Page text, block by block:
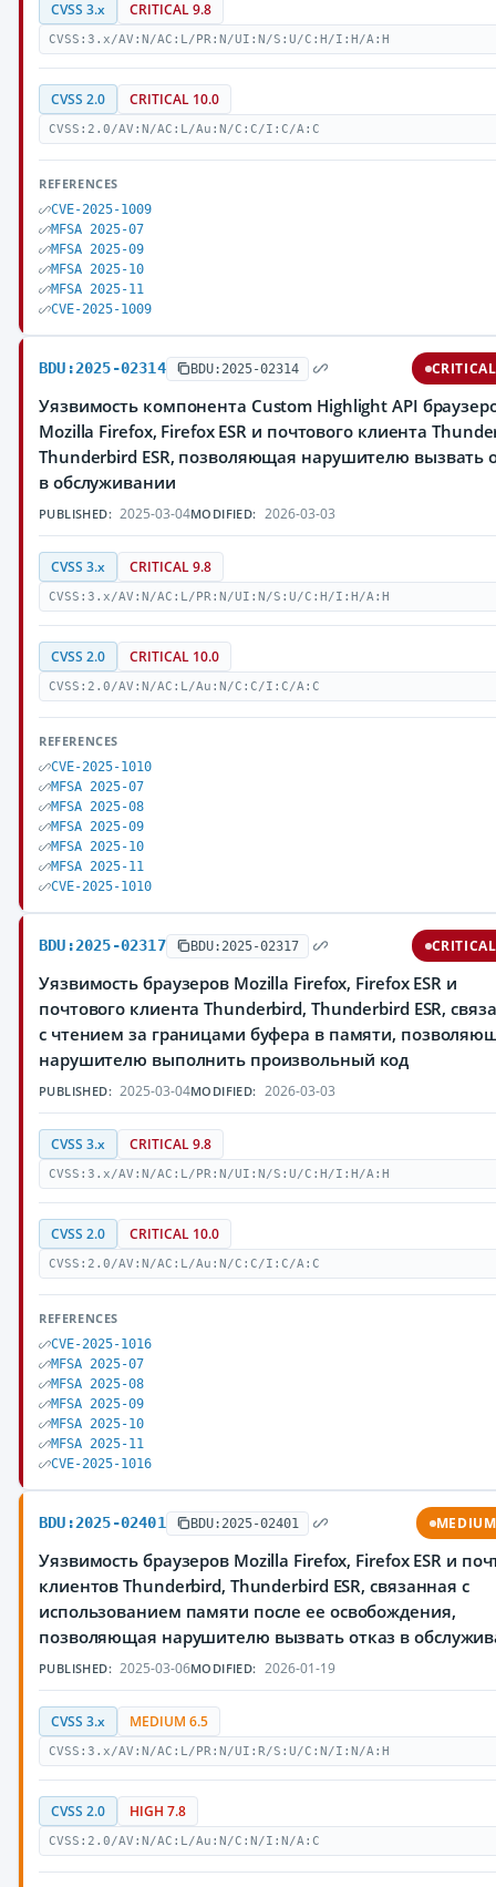
CVSS 3.x CRITICAL 9.8
CVSS:3.x/AV:N/AC:L/PR:N/UI:N/S:U/C:H/I:H/A:H
CVSS 2.0 CRITICAL 10.0
CVSS:2.0/AV:N/AC:L/Au:N/C:C/I:C/A:C
REFERENCES
CVE-2025-1009
MFSA 2025-07
MFSA 2025-09
MFSA 2025-10
MFSA 2025-11
CVE-2025-1009
BDU:2025-02314 BDU:2025-02314 CRITICAL
Уязвимость компонента Custom Highlight API
Mozilla Firefox, Firefox ESR и почтового клиента
Thunderbird ESR, позволяющая нарушителю вызвать
в обслуживании
PUBLISHED: 2025-03-04MODIFIED: 2026-03-03
CVSS 3.x CRITICAL 9.8
CVSS:3.x/AV:N/AC:L/PR:N/UI:N/S:U/C:H/I:H/A:H
CVSS 2.0 CRITICAL 10.0
CVSS:2.0/AV:N/AC:L/Au:N/C:C/I:C/A:C
REFERENCES
CVE-2025-1010
MFSA 2025-07
MFSA 2025-08
MFSA 2025-09
MFSA 2025-10
MFSA 2025-11
CVE-2025-1010
BDU:2025-02317 BDU:2025-02317 CRITICAL
Уязвимость браузеров Mozilla Firefox, Firefox ESR и
почтового клиента Thunderbird, Thunderbird ESR,
с чтением за границами буфера в памяти,
нарушителю выполнить произвольный код
PUBLISHED: 2025-03-04MODIFIED: 2026-03-03
CVSS 3.x CRITICAL 9.8
CVSS:3.x/AV:N/AC:L/PR:N/UI:N/S:U/C:H/I:H/A:H
CVSS 2.0 CRITICAL 10.0
CVSS:2.0/AV:N/AC:L/Au:N/C:C/I:C/A:C
REFERENCES
CVE-2025-1016
MFSA 2025-07
MFSA 2025-08
MFSA 2025-09
MFSA 2025-10
MFSA 2025-11
CVE-2025-1016
BDU:2025-02401 BDU:2025-02401 MEDIUM
Уязвимость браузеров Mozilla Firefox, Firefox ESR и
клиентов Thunderbird, Thunderbird ESR, связанная с
использованием памяти после ее освобождения,
позволяющая нарушителю вызвать отказ в
PUBLISHED: 2025-03-06MODIFIED: 2026-01-19
CVSS 3.x MEDIUM 6.5
CVSS:3.x/AV:N/AC:L/PR:N/UI:R/S:U/C:N/I:N/A:H
CVSS 2.0 HIGH 7.8
CVSS:2.0/AV:N/AC:L/Au:N/C:N/I:N/A:C